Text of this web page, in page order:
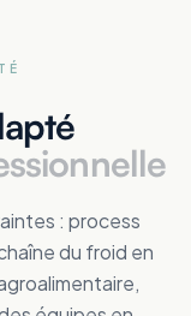
: process
du froid en